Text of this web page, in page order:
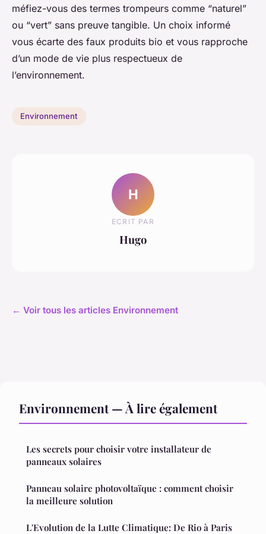
méfiez-vous des termes trompeurs comme “naturel”
ou “vert” sans preuve tangible. Un choix informé
vous écarte des faux produits bio et vous rapproche
d’un mode de vie plus respectueux de
l’environnement.
Environnement
H
ECRIT PAR
Hugo
← Voir tous les articles Environnement
Environnement — À lire également
Les secrets pour choisir votre installateur de
panneaux solaires
Panneau solaire photovoltaïque : comment choisir
la meilleure solution
L'Evolution de la Lutte Climatique: De Rio à Paris